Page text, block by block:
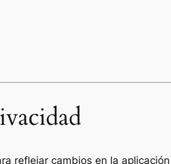
reflejar cambios en la